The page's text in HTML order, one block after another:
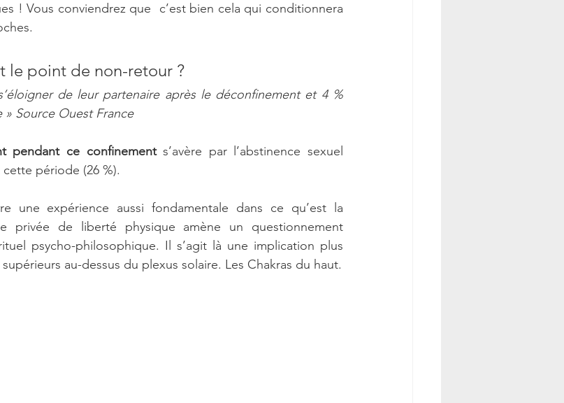
! Vous conviendrez que  c’est bien cela qui conditionnera
le point de non-retour ?
de leur partenaire après le déconfinement et 4 %
Source Ouest France
pendant ce confinement s’avère par l’abstinence sexuel
période (26 %).
une expérience aussi fondamentale dans ce qu’est la
privée de liberté physique amène un questionnement
psycho-philosophique. Il s’agit là une implication plus